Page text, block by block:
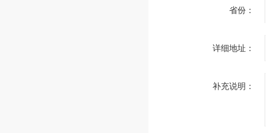
省份：
详细地址：
补充说明：